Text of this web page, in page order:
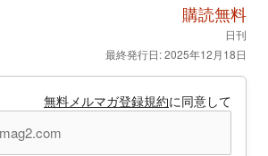
購読無料
日刊
最終発行日: 2025年12月18日
無料メルマガ登録規約に同意して